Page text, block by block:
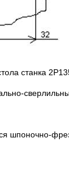
станка
шпоночно-